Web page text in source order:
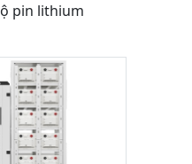
pin lithium